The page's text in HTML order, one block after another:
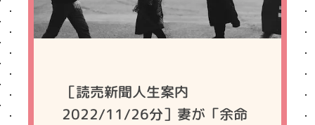
［読売新聞人生案内
2022/11/26分］妻が「余命